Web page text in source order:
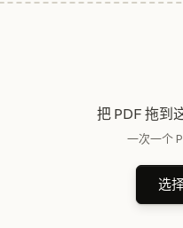
把 PDF 拖到
一次一个
选